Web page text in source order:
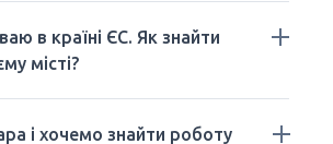
в країні ЄС. Як знайти
місті?
і хочемо знайти роботу